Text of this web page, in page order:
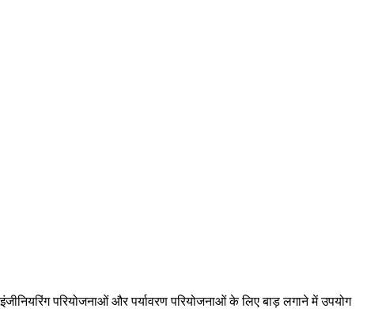
परियोजनाओं और पर्यावरण परियोजनाओं के लिए बाड़ लगाने में उपयोग